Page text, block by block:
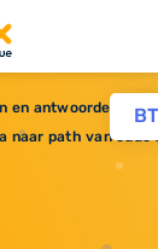
en antwoorden
naar path van oude